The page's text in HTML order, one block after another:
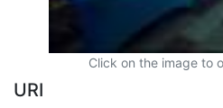
Click on the image to
URI